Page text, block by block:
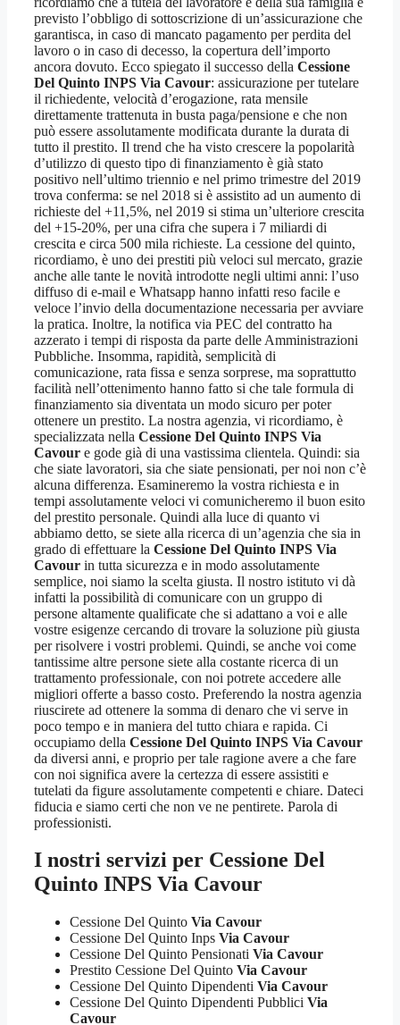
previsto l’obbligo di sottoscrizione di un’assicurazione che
garantisca, in caso di mancato pagamento per perdita del
lavoro o in caso di decesso, la copertura dell’importo
ancora dovuto. Ecco spiegato il successo della Cessione
Del Quinto INPS Via Cavour: assicurazione per tutelare
il richiedente, velocità d’erogazione, rata mensile
direttamente trattenuta in busta paga/pensione e che non
può essere assolutamente modificata durante la durata di
tutto il prestito. Il trend che ha visto crescere la popolarità
d’utilizzo di questo tipo di finanziamento è già stato
positivo nell’ultimo triennio e nel primo trimestre del 2019
trova conferma: se nel 2018 si è assistito ad un aumento di
richieste del +11,5%, nel 2019 si stima un’ulteriore crescita
del +15-20%, per una cifra che supera i 7 miliardi di
crescita e circa 500 mila richieste. La cessione del quinto,
ricordiamo, è uno dei prestiti più veloci sul mercato, grazie
anche alle tante le novità introdotte negli ultimi anni: l’uso
diffuso di e-mail e Whatsapp hanno infatti reso facile e
veloce l’invio della documentazione necessaria per avviare
la pratica. Inoltre, la notifica via PEC del contratto ha
azzerato i tempi di risposta da parte delle Amministrazioni
Pubbliche. Insomma, rapidità, semplicità di
comunicazione, rata fissa e senza sorprese, ma soprattutto
facilità nell’ottenimento hanno fatto si che tale formula di
finanziamento sia diventata un modo sicuro per poter
ottenere un prestito. La nostra agenzia, vi ricordiamo, è
specializzata nella Cessione Del Quinto INPS Via
Cavour e gode già di una vastissima clientela. Quindi: sia
che siate lavoratori, sia che siate pensionati, per noi non c’è
alcuna differenza. Esamineremo la vostra richiesta e in
tempi assolutamente veloci vi comunicheremo il buon esito
del prestito personale. Quindi alla luce di quanto vi
abbiamo detto, se siete alla ricerca di un’agenzia che sia in
grado di effettuare la Cessione Del Quinto INPS Via
Cavour in tutta sicurezza e in modo assolutamente
semplice, noi siamo la scelta giusta. Il nostro istituto vi dà
infatti la possibilità di comunicare con un gruppo di
persone altamente qualificate che si adattano a voi e alle
vostre esigenze cercando di trovare la soluzione più giusta
per risolvere i vostri problemi. Quindi, se anche voi come
tantissime altre persone siete alla costante ricerca di un
trattamento professionale, con noi potrete accedere alle
migliori offerte a basso costo. Preferendo la nostra agenzia
riuscirete ad ottenere la somma di denaro che vi serve in
poco tempo e in maniera del tutto chiara e rapida. Ci
occupiamo della Cessione Del Quinto INPS Via Cavour
da diversi anni, e proprio per tale ragione avere a che fare
con noi significa avere la certezza di essere assistiti e
tutelati da figure assolutamente competenti e chiare. Dateci
fiducia e siamo certi che non ve ne pentirete. Parola di
professionisti.
I nostri servizi per Cessione Del
Quinto INPS Via Cavour
Cessione Del Quinto Via Cavour
Cessione Del Quinto Inps Via Cavour
Cessione Del Quinto Pensionati Via Cavour
Prestito Cessione Del Quinto Via Cavour
Cessione Del Quinto Dipendenti Via Cavour
Cessione Del Quinto Dipendenti Pubblici Via
Cavour